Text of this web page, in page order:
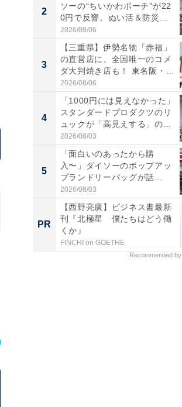
2
ソーの“ちいかわポーチ”が22
0円で反響。ぬい活＆防災...
2026/08/06
3
【三重県】伊勢名物「赤福」
の直営店に、全国唯一のコメ
ダ大判焼き店も！ 東名阪・
伊...
2026/08/06
4
「1000円には見えなかった」
スタンダードプロダクツのリ
ュックが「高見えする」の...
2026/08/03
5
「面白いのあったから購
入〜」ダイソーのポップアッ
プランドリーバッグが話
題。“さま...
2026/08/03
PR
【西野亮廣】ビジネス書最新
刊『北極星 僕たちはどう働
くか』
FINCHI on GOETHE
Recommended by